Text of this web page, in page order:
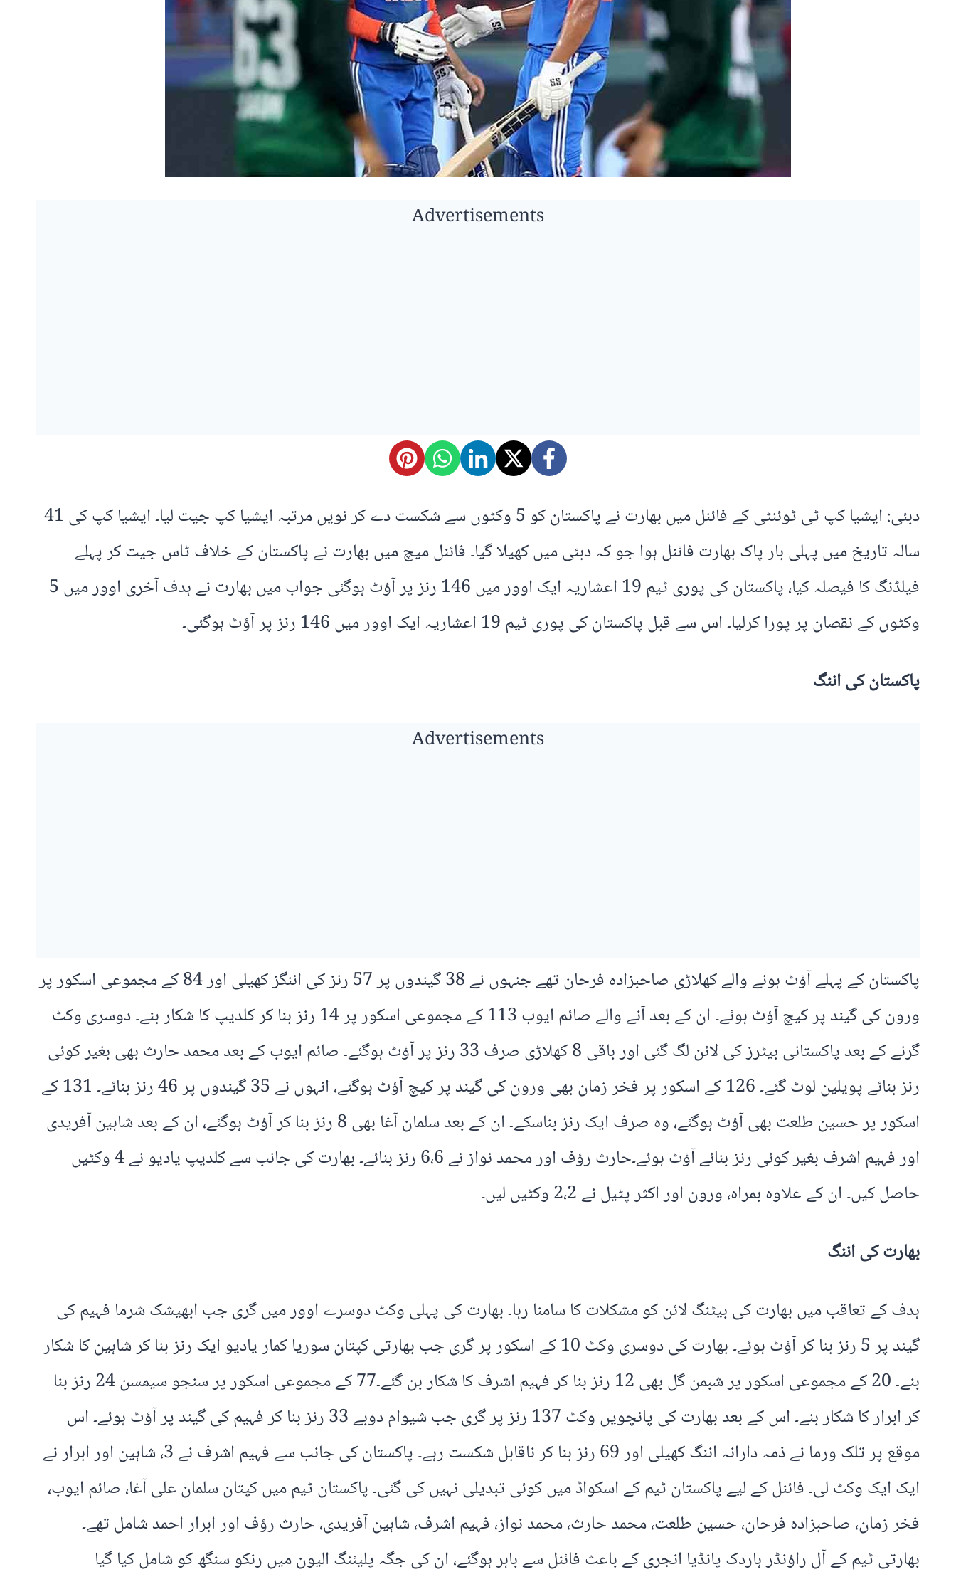
Advertisements
دبئی: ایشیا کپ ٹی ٹوئنٹی کے فائنل میں بھارت نے پاکستان کو 5 وکٹوں سے شکست دے کر نویں مرتبہ ایشیا کپ جیت لیا۔ ایشیا کپ کی 41
سالہ تاریخ میں پہلی بار پاک بھارت فائنل ہوا جو کہ دبئی میں کھیلا گیا۔ فائنل میچ میں بھارت نے پاکستان کے خلاف ٹاس جیت کر پہلے
فیلڈنگ کا فیصلہ کیا، پاکستان کی پوری ٹیم 19 اعشاریہ ایک اوور میں 146 رنز پر آؤٹ ہوگئی جواب میں بھارت نے ہدف آخری اوور میں 5
وکٹوں کے نقصان پر پورا کرلیا۔ اس سے قبل پاکستان کی پوری ٹیم 19 اعشاریہ ایک اوور میں 146 رنز پر آؤٹ ہوگئی۔
پاکستان کی اننگ
Advertisements
پاکستان کے پہلے آؤٹ ہونے والے کھلاڑی صاحبزادہ فرحان تھے جنہوں نے 38 گیندوں پر 57 رنز کی اننگز کھیلی اور 84 کے مجموعی اسکور پر
ورون کی گیند پر کیچ آؤٹ ہوئے۔ ان کے بعد آنے والے صائم ایوب 113 کے مجموعی اسکور پر 14 رنز بنا کر کلدیپ کا شکار بنے۔ دوسری وکٹ
گرنے کے بعد پاکستانی بیٹرز کی لائن لگ گئی اور باقی 8 کھلاڑی صرف 33 رنز پر آؤٹ ہوگئے۔ صائم ایوب کے بعد محمد حارث بھی بغیر کوئی
رنز بنائے پویلین لوٹ گئے۔ 126 کے اسکور پر فخر زمان بھی ورون کی گیند پر کیچ آؤٹ ہوگئے، انہوں نے 35 گیندوں پر 46 رنز بنائے۔ 131 کے
اسکور پر حسین طلعت بھی آؤٹ ہوگئے، وہ صرف ایک رنز بناسکے۔ ان کے بعد سلمان آغا بھی 8 رنز بنا کر آؤٹ ہوگئے، ان کے بعد شاہین آفریدی
اور فہیم اشرف بغیر کوئی رنز بنائے آؤٹ ہوئے۔حارث رؤف اور محمد نواز نے 6،6 رنز بنائے۔ بھارت کی جانب سے کلدیپ یادیو نے 4 وکٹیں
حاصل کیں۔ ان کے علاوہ بمراہ، ورون اور اکثر پٹیل نے 2،2 وکٹیں لیں۔
بھارت کی اننگ
ہدف کے تعاقب میں بھارت کی بیٹنگ لائن کو مشکلات کا سامنا رہا۔ بھارت کی پہلی وکٹ دوسرے اوور میں گری جب ابھیشک شرما فہیم کی
گیند پر 5 رنز بنا کر آؤٹ ہوئے۔ بھارت کی دوسری وکٹ 10 کے اسکور پر گری جب بھارتی کپتان سوریا کمار یادیو ایک رنز بنا کر شاہین کا شکار
بنے۔ 20 کے مجموعی اسکور پر شبمن گل بھی 12 رنز بنا کر فہیم اشرف کا شکار بن گئے۔77 کے مجموعی اسکور پر سنجو سیمسن 24 رنز بنا
کر ابرار کا شکار بنے۔ اس کے بعد بھارت کی پانچویں وکٹ 137 رنز پر گری جب شیوام دوبے 33 رنز بنا کر فہیم کی گیند پر آؤٹ ہوئے۔ اس
موقع پر تلک ورما نے ذمہ دارانہ اننگ کھیلی اور 69 رنز بنا کر ناقابل شکست رہے۔ پاکستان کی جانب سے فہیم اشرف نے 3، شاہین اور ابرار نے
ایک ایک وکٹ لی۔ فائنل کے لیے پاکستان ٹیم کے اسکواڈ میں کوئی تبدیلی نہیں کی گئی۔ پاکستان ٹیم میں کپتان سلمان علی آغا، صائم ایوب،
فخر زمان، صاحبزادہ فرحان، حسین طلعت، محمد حارث، محمد نواز، فہیم اشرف، شاہین آفریدی، حارث رؤف اور ابرار احمد شامل تھے۔
بھارتی ٹیم کے آل راؤنڈر ہاردک پانڈیا انجری کے باعث فائنل سے باہر ہوگئے، ان کی جگہ پلیئنگ الیون میں رنکو سنگھ کو شامل کیا گیا